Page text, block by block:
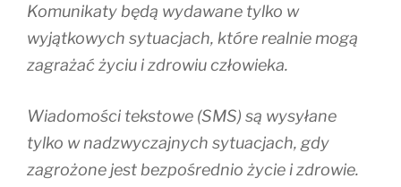
Komunikaty będą wydawane tylko w
wyjątkowych sytuacjach, które realnie mogą
zagrażać życiu i zdrowiu człowieka.
Wiadomości tekstowe (SMS) są wysyłane
tylko w nadzwyczajnych sytuacjach, gdy
zagrożone jest bezpośrednio życie i zdrowie.